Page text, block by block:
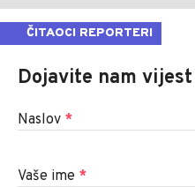
ČITAOCI REPORTERI
Dojavite nam vijest
Naslov *
Vaše ime *